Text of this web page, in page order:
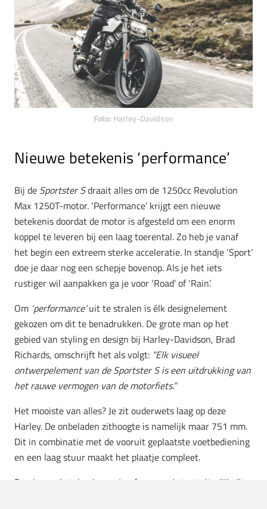
Foto: Harley-Davidson
Nieuwe betekenis ‘performance’
Bij de Sportster Sdraait alles om de 1250cc Revolution
Max 1250T-motor. ‘Performance’ krijgt een nieuwe
betekenis doordat de motor is afgesteld om een enorm
koppel te leveren bij een laag toerental. Zo heb je vanaf
het begin een extreem sterke acceleratie. In standje ‘Sport’
doe je daar nog een schepje bovenop. Als je het iets
rustiger wil aanpakken ga je voor ‘Road’ of ‘Rain’.
Om ‘performance’uit te stralen is élk designelement
gekozen om dit te benadrukken. De grote man op het
gebied van styling en design bij Harley-Davidson, Brad
Richards, omschrijft het als volgt: “Elk visueel
ontwerpelement van de Sportster S is een uitdrukking van
het rauwe vermogen van de motorfiets.”
Het mooiste van alles? Je zit ouderwets laag op deze
Harley. De onbeladen zithoogte is namelijk maar 751 mm.
Dit in combinatie met de vooruit geplaatste voetbediening
en een laag stuur maakt het plaatje compleet.
De nieuwe betekenis van ‘performance’ staat uiterlijk dit